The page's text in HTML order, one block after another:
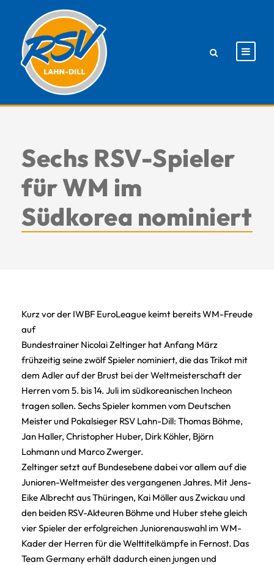
Sechs RSV-Spieler
für WM im
Südkorea nominiert
Kurz vor der IWBF EuroLeague keimt bereits WM-Freude
auf
Bundestrainer Nicolai Zeltinger hat Anfang März
frühzeitig seine zwölf Spieler nominiert, die das Trikot mit
dem Adler auf der Brust bei der Weltmeisterschaft der
Herren vom 5. bis 14. Juli im südkoreanischen Incheon
tragen sollen. Sechs Spieler kommen vom Deutschen
Meister und Pokalsieger RSV Lahn-Dill: Thomas Böhme,
Jan Haller, Christopher Huber, Dirk Köhler, Björn
Lohmann und Marco Zwerger.
Zeltinger setzt auf Bundesebene dabei vor allem auf die
Junioren-Weltmeister des vergangenen Jahres. Mit Jens-
Eike Albrecht aus Thüringen, Kai Möller aus Zwickau und
den beiden RSV-Akteuren Böhme und Huber stehe gleich
vier Spieler der erfolgreichen Juniorenauswahl im WM-
Kader der Herren für die Welttitelkämpfe in Fernost. Das
Team Germany erhält dadurch einen jungen und